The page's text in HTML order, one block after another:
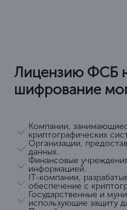
Лицензию ФСБ
шифрование
Компании,
криптографических
Организации,
данных.
Финансовые
информацией.
IT-компании,
обеспечение с
Государственные и
использующие защиту